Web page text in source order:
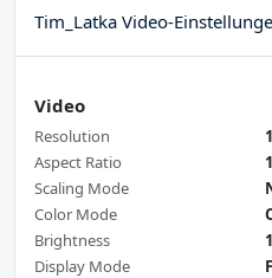
Tim_Latka Video-
Video
Resolution
Aspect Ratio
Scaling Mode
Color Mode
Brightness
Display Mode